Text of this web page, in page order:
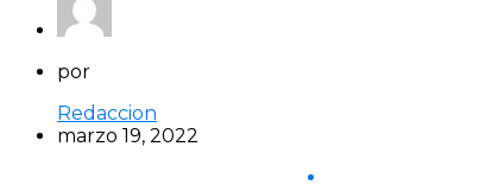
por
Redaccion
marzo 19, 2022